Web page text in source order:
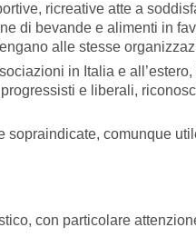
ricreative atte a
di bevande e alimenti in
alle stesse
in Italia e
e liberali,
comunque
con particolare